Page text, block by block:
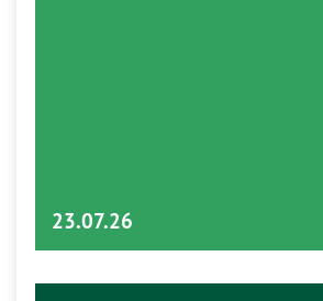
23.07.26